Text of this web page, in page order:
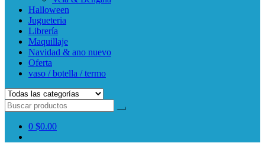
Halloween
Jugueteria
Librería
Maquillaje
Navidad & ano nuevo
Oferta
vaso / botella / termo
0 $0.00